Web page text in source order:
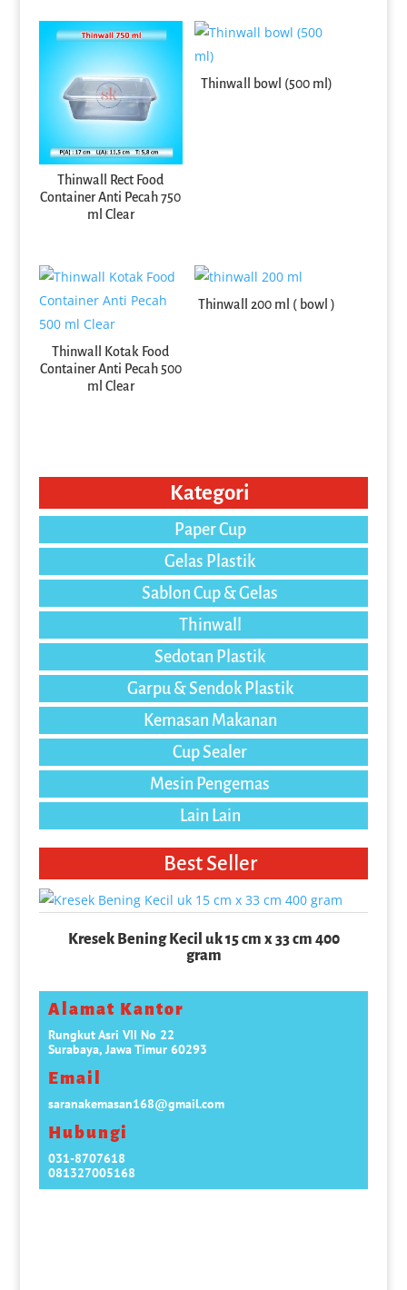
Thinwall Rect Food
Container Anti Pecah 750
ml Clear
Thinwall bowl (500 ml)
Thinwall Kotak Food
Container Anti Pecah 500
ml Clear
Thinwall 200 ml ( bowl )
Kategori
Paper Cup
Gelas Plastik
Sablon Cup & Gelas
Thinwall
Sedotan Plastik
Garpu & Sendok Plastik
Kemasan Makanan
Cup Sealer
Mesin Pengemas
Lain Lain
Best Seller
Kresek Bening Kecil uk 15 cm x 33 cm 400
gram
Alamat Kantor
Rungkut Asri VII No 22
Surabaya, Jawa Timur 60293
Email
saranakemasan168@gmail.com
Hubungi
031-8707618
081327005168